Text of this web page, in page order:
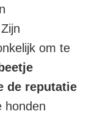
om te
de reputatie
honden